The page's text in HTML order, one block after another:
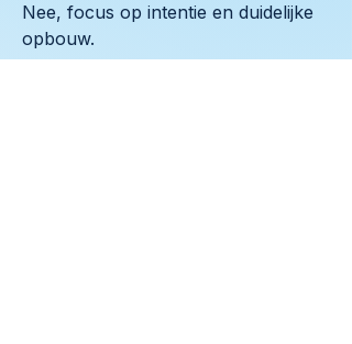
Nee, focus op intentie en duidelijke
opbouw.